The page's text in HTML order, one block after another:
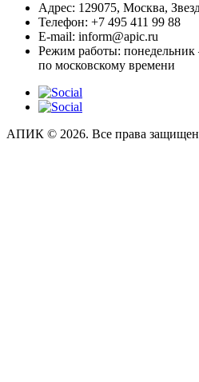
Адрес: 129075, Москва,
Телефон: +7 495 411 99 88
E-mail: inform@apic.ru
Режим работы:
по московскому времени
АПИК © 2026. Все права